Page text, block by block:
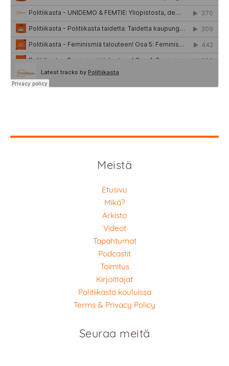
Meistä
Etusivu
Mikä?
Arkisto
Videot
Tapahtumat
Podcastit
Toimitus
Kirjoittajat
Politiikasta kouluissa
Terms & Privacy Policy
Seuraa meitä